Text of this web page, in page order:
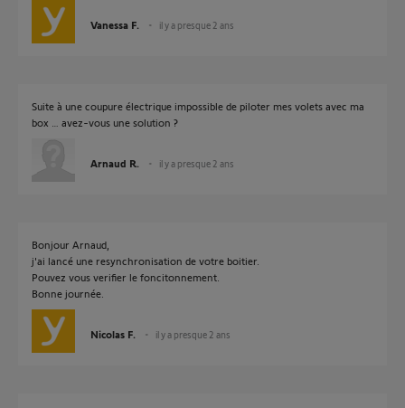
Vanessa F. il y a presque 2 ans
Suite à une coupure électrique impossible de piloter mes volets avec ma
box … avez-vous une solution ?
Arnaud R. il y a presque 2 ans
Bonjour Arnaud,
j'ai lancé une resynchronisation de votre boitier.
Pouvez vous verifier le foncitonnement.
Bonne journée.
Nicolas F. il y a presque 2 ans